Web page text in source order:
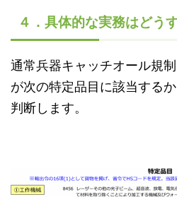
４．具体的な実務はどう
通常兵器キャッチオール規
が次の特定品目に該当する
判断します。